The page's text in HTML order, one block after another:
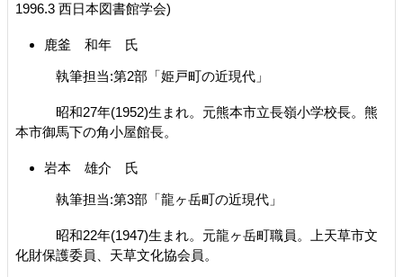
1996.3 西日本図書館学会)
鹿釜 和年 氏
執筆担当:第2部「姫戸町の近現代」
昭和27年(1952)生まれ。元熊本市立長嶺小学校長。熊
本市御馬下の角小屋館長。
岩本 雄介 氏
執筆担当:第3部「龍ヶ岳町の近現代」
昭和22年(1947)生まれ。元龍ヶ岳町職員。上天草市文
化財保護委員、天草文化協会員。